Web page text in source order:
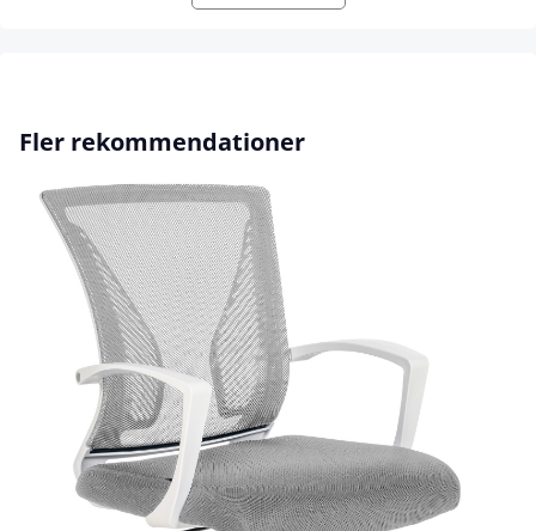
Hoppa över produktgalleri
Fler rekommendationer